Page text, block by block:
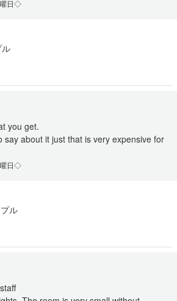
日◇
you get.
say about it just that is very expensive for
日◇
ル